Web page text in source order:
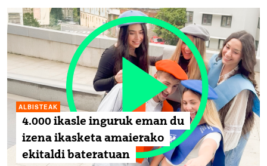
ALBISTEAK
4.000 ikasle inguruk eman du
izena ikasketa amaierako
ekitaldi bateratuan